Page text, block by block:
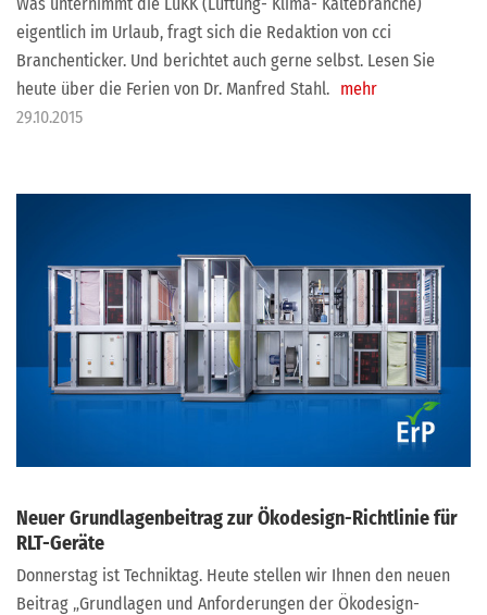
eigentlich im Urlaub, fragt sich die Redaktion von cci
Branchenticker. Und berichtet auch gerne selbst. Lesen Sie
heute über die Ferien von Dr. Manfred Stahl. mehr
29.10.2015
Neuer Grundlagenbeitrag zur Ökodesign-Richtlinie für
RLT-Geräte
Donnerstag ist Techniktag. Heute stellen wir Ihnen den neuen
Beitrag „Grundlagen und Anforderungen der Ökodesign-